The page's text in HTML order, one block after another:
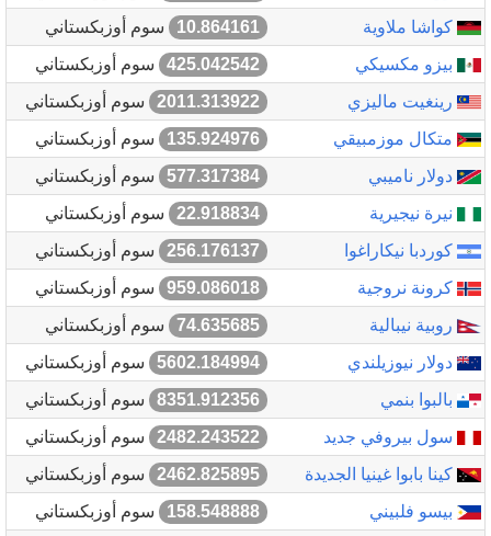
كواشا ملاوية
10.864161
سوم أوزبكستاني
بيزو مكسيكي
425.042542
سوم أوزبكستاني
رينغيت ماليزي
2011.313922
سوم أوزبكستاني
متكال موزمبيقي
135.924976
سوم أوزبكستاني
دولار ناميبي
577.317384
سوم أوزبكستاني
نيرة نيجيرية
22.918834
سوم أوزبكستاني
كوردبا نيكاراغوا
256.176137
سوم أوزبكستاني
كرونة نروجية
959.086018
سوم أوزبكستاني
روبية نيبالية
74.635685
سوم أوزبكستاني
دولار نيوزيلندي
5602.184994
سوم أوزبكستاني
بالبوا بنمي
8351.912356
سوم أوزبكستاني
سول بيروفي جديد
2482.243522
سوم أوزبكستاني
كينا بابوا غينيا الجديدة
2462.825895
سوم أوزبكستاني
بيسو فلبيني
158.548888
سوم أوزبكستاني